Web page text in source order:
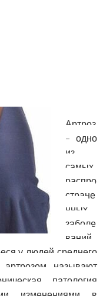
Артроз
– одно
из
самых
распро
стране
нных
заболе
ваний
у людей среднего
называют
патология
изменениями в